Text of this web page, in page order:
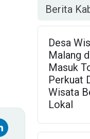
Berita
Desa
Malang
Masuk
Perkuat
Wisata
Lokal